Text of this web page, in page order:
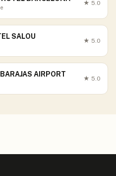
★ 5.0
SALOU
★ 5.0
AIRPORT
★ 5.0